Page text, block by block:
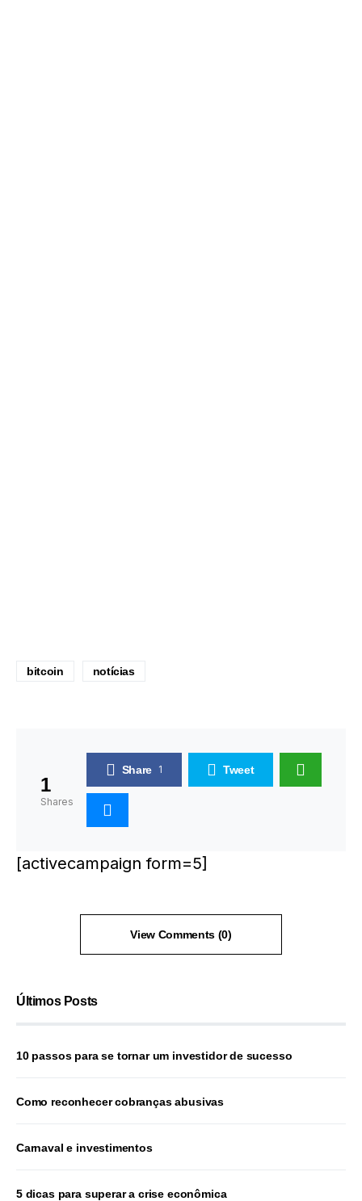
bitcoin notícias
1
Shares
Share 1 Tweet
[activecampaign form=5]
View Comments (0)
Últimos Posts
10 passos para se tornar um investidor de sucesso
Como reconhecer cobranças abusivas
Carnaval e investimentos
5 dicas para superar a crise econômica